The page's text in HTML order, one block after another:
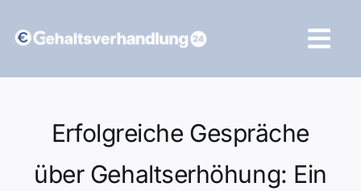
Inhalt
Erfolgreiche Gespräche
über Gehaltserhöhung: Ein